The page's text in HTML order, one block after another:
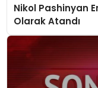
Nikol Pashinyan
Olarak Atandı